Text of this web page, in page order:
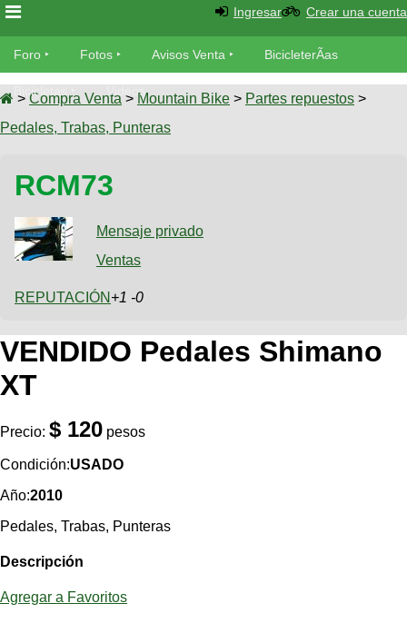
Foro
Foro
TÃ©cnica
Fotos
tu foto
Galeria
XC
Bicicletas
Descenso
triatlon
De
Enduro
SUBÃ
tu
Ultimos
Fotos
COMPRO
CANJE
Mi
ReputaciÃ³n
Compras
Mis
BicicleterÃ­
as
Bicicletas
Tandem
TÃ©cnica
MecÃ¡nica
Robadas
Noticias
Calendario
Videos
Salidas
de
de
de
viajes
Usuarios
Ãšltimos
Buscar
Mis
de
Ingresar Crear una cuenta
Foro Fotos Avisos Venta BicicleterÃ­as
Bicicletas Videos
> Compra Venta > Mountain Bike > Partes repuestos >
Pedales, Trabas, Punteras
RCM73
Mensaje privado
Ventas
REPUTACIÓN +1 -0
VENDIDO Pedales Shimano
XT
Precio: $ 120 pesos
Condición:USADO
Año:2010
Pedales, Trabas, Punteras
Descripción
Agregar a Favoritos